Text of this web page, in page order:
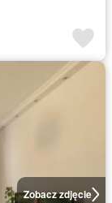
Zobacz zdjęcie